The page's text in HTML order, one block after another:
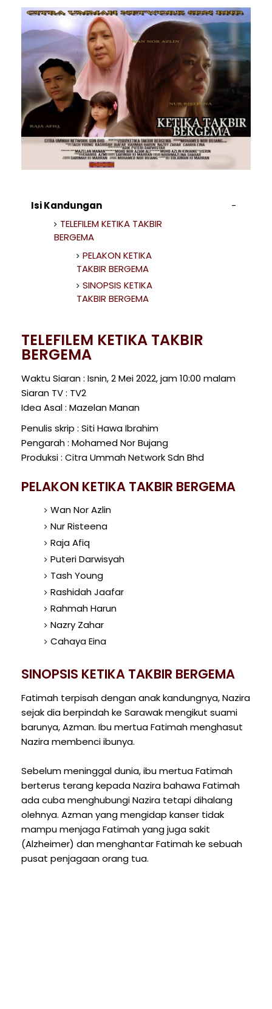
Isi Kandungan
TELEFILEM KETIKA TAKBIR
BERGEMA
PELAKON KETIKA
TAKBIR BERGEMA
SINOPSIS KETIKA
TAKBIR BERGEMA
TELEFILEM KETIKA TAKBIR
BERGEMA
Waktu Siaran : Isnin, 2 Mei 2022, jam 10:00 malam
Siaran TV : TV2
Idea Asal : Mazelan Manan
Penulis skrip : Siti Hawa Ibrahim
Pengarah : Mohamed Nor Bujang
Produksi : Citra Ummah Network Sdn Bhd
PELAKON KETIKA TAKBIR BERGEMA
Wan Nor Azlin
Nur Risteena
Raja Afiq
Puteri Darwisyah
Tash Young
Rashidah Jaafar
Rahmah Harun
Nazry Zahar
Cahaya Eina
SINOPSIS KETIKA TAKBIR BERGEMA
Fatimah terpisah dengan anak kandungnya, Nazira
sejak dia berpindah ke Sarawak mengikut suami
barunya, Azman. Ibu mertua Fatimah menghasut
Nazira membenci ibunya.
Sebelum meninggal dunia, ibu mertua Fatimah
berterus terang kepada Nazira bahawa Fatimah
ada cuba menghubungi Nazira tetapi dihalang
olehnya. Azman yang mengidap kanser tidak
mampu menjaga Fatimah yang juga sakit
(Alzheimer) dan menghantar Fatimah ke sebuah
pusat penjagaan orang tua.